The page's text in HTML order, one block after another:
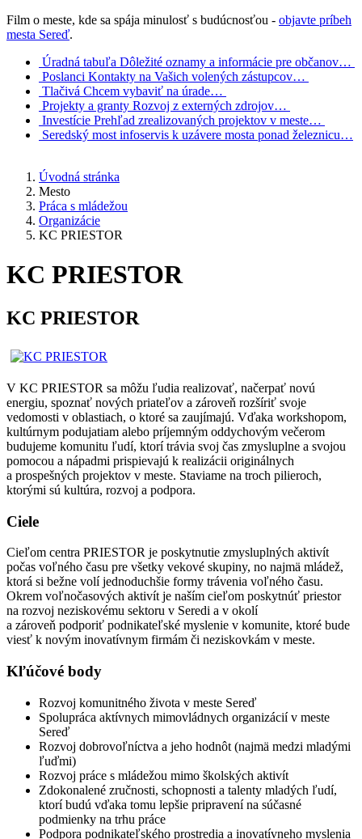
Film o meste, kde sa spája minulosť s budúcnosťou - objavte príbeh
mesta Sereď.
Úradná tabuľa Dôležité oznamy a informácie pre občanov…
Poslanci Kontakty na Vašich volených zástupcov…
Tlačivá Chcem vybaviť na úrade…
Projekty a granty Rozvoj z externých zdrojov…
Investície Prehľad zrealizovaných projektov v meste…
Seredský most infoservis k uzávere mosta ponad železnicu…
Úvodná stránka
Mesto
Práca s mládežou
Organizácie
KC PRIESTOR
KC PRIESTOR
KC PRIESTOR
V KC PRIESTOR sa môžu ľudia realizovať, načerpať novú
energiu, spoznať nových priateľov a zároveň rozšíriť svoje
vedomosti v oblastiach, o ktoré sa zaujímajú. Vďaka workshopom,
kultúrnym podujatiam alebo príjemným oddychovým večerom
budujeme komunitu ľudí, ktorí trávia svoj čas zmysluplne a svojou
pomocou a nápadmi prispievajú k realizácii originálnych
a prospešných projektov v meste. Staviame na troch pilieroch,
ktorými sú kultúra, rozvoj a podpora.
Ciele
Cieľom centra PRIESTOR je poskytnutie zmysluplných aktivít
počas voľného času pre všetky vekové skupiny, no najmä mládež,
ktorá si bežne volí jednoduchšie formy trávenia voľného času.
Okrem voľnočasových aktivít je naším cieľom poskytnúť priestor
na rozvoj neziskovému sektoru v Seredi a v okolí
a zároveň podporiť podnikateľské myslenie v komunite, ktoré bude
viesť k novým inovatívnym firmám či neziskovkám v meste.
Kľúčové body
Rozvoj komunitného života v meste Sereď
Spolupráca aktívnych mimovládnych organizácií v meste
Sereď
Rozvoj dobrovoľníctva a jeho hodnôt (najmä medzi mladými
ľuďmi)
Rozvoj práce s mládežou mimo školských aktivít
Zdokonalené zručnosti, schopnosti a talenty mladých ľudí,
ktorí budú vďaka tomu lepšie pripravení na súčasné
podmienky na trhu práce
Podpora podnikateľského prostredia a inovatívneho myslenia